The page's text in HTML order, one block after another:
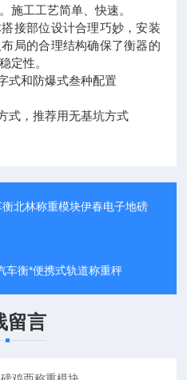
施工工艺简单、快速。
接部位设计合理巧妙，安装
局的合理结构确保了衡器的
定性。
式和防爆式叁种配置
式，推荐用无基坑方式
北林称重模块伊春电子地磅
车衡*便携式轨道称重秤
留言